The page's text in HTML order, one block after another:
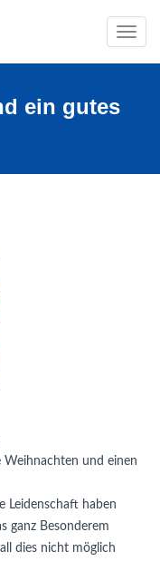
Toggle
ein gutes
und einen
Leidenschaft haben
ganz Besonderem
dies nicht möglich